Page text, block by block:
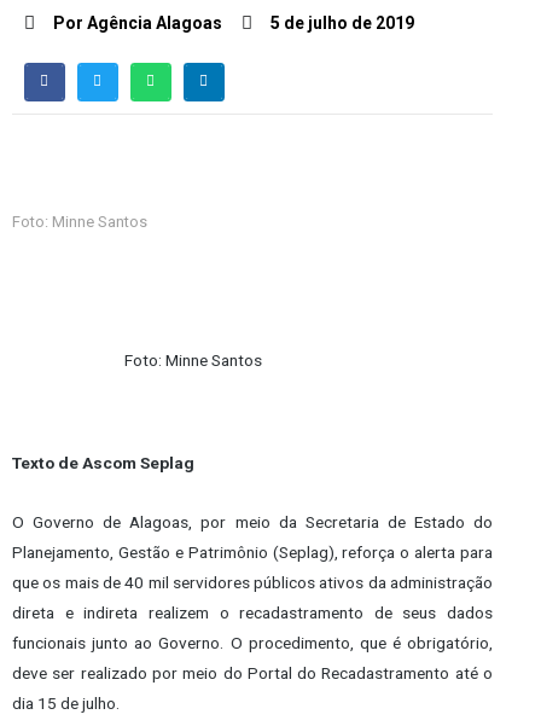
Por Agência Alagoas 5 de julho de 2019
Foto: Minne Santos
Foto: Minne Santos
Texto de Ascom Seplag
O Governo de Alagoas, por meio da Secretaria de Estado do
Planejamento, Gestão e Patrimônio (Seplag), reforça o alerta para
que os mais de 40 mil servidores públicos ativos da administração
direta e indireta realizem o recadastramento de seus dados
funcionais junto ao Governo. O procedimento, que é obrigatório,
deve ser realizado por meio do Portal do Recadastramento até o
dia 15 de julho.